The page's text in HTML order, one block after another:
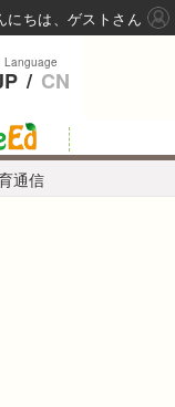
通信
Language
/ CN
にちは、ゲストさん